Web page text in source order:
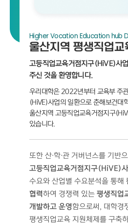
Higher Vocation Education hub
울산지역 평생직업교
고등직업교육거점지구(HiVE)사
주신 것을 환영합니다.
우리대학은 2022년부터 교육부 주
(HiVE)사업의 일환으로 춘해보건대
울산지역 고등직업교육거점지구
있습니다.
또한 산∙학∙관 거버넌스를 기반
고등직업교육거점지구(HiVE)
수요와 산업별 수요분석을 통해
협력하여 경쟁력 있는 평생직업
개발하고 운영함으로써, 대학경
평생직업교육 지원체제를 구축